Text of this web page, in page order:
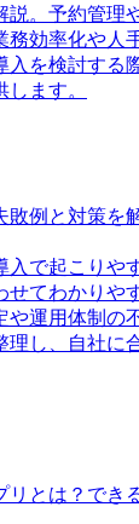
説。予約管理
務効率化や人
を検討する
ます。
例と対策を
入で起こりや
せてわかりや
や運用体制の
理し、自社に
リとは？でき